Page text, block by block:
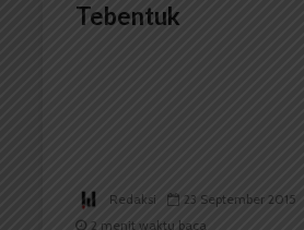
Tebentuk
Redaksi
23 September 2015
2 menit waktu baca